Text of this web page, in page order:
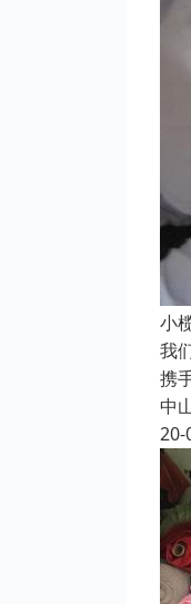
小
我
携
中
20-